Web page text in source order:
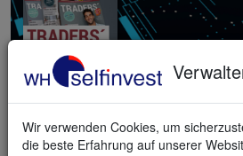
Wir verwenden Cookies, um
die beste Erfahrung auf unserer